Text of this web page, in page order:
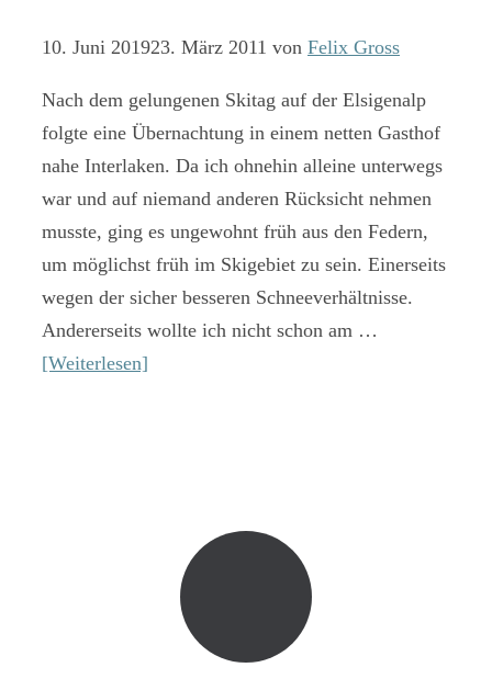
10. Juni 201923. März 2011 von Felix Gross
Nach dem gelungenen Skitag auf der Elsigenalp
folgte eine Übernachtung in einem netten Gasthof
nahe Interlaken. Da ich ohnehin alleine unterwegs
war und auf niemand anderen Rücksicht nehmen
musste, ging es ungewohnt früh aus den Federn,
um möglichst früh im Skigebiet zu sein. Einerseits
wegen der sicher besseren Schneeverhältnisse.
Andererseits wollte ich nicht schon am …
[Weiterlesen]